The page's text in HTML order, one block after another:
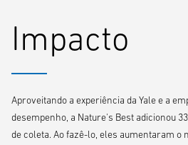
Impacto
Aproveitando a experiência da Yale e a
desempenho, a Nature's Best adicionou
de coleta. Ao fazê-lo, eles aumentaram o